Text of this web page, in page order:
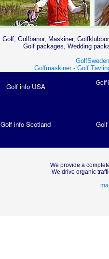
Golf, Golfbanor, Maskiner,
Golf packages, Wedding
Golfmaskiner - Golf
Golf info USA Golf
Golf info Scotland
We provide a
We drive organic